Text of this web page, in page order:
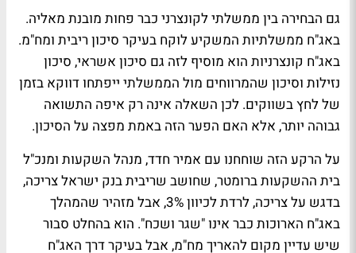
גם הבחירה בין ממשלתי לקונצרני כבר פחות מובנת מאליה.
באג"ח ממשלתיות המשקיע לוקח בעיקר סיכון ריבית ומח"מ.
באג"ח קונצרניות הוא מוסיף לזה גם סיכון אשראי, סיכון
נזילות וסיכון שהמרווחים מול הממשלתי ייפתחו דווקא בזמן
של לחץ בשווקים. לכן השאלה אינה רק איפה התשואה
גבוהה יותר, אלא האם הפער הזה באמת מפצה על הסיכון.
על הרקע הזה שוחחנו עם אמיר חדד, מנהל השקעות ומנכ"ל
בית ההשקעות ברומטר, שחושב שריבית בנק ישראל צריכה,
בדגש על צריכה, לרדת לכיוון 3%, אבל מזהיר שהמהלך
באג"ח הארוכות כבר אינו "שגר ושכח". הוא בהחלט סבור
שיש עדיין מקום להאריך מח"מ, אבל בעיקר דרך האג"ח